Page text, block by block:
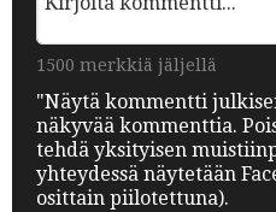
1500 merkkiä jäljellä
"Näytä kommentti
näkyvää kommenttia.
tehdä yksityisen
yhteydessä näytetään
osittain piilotettuna).